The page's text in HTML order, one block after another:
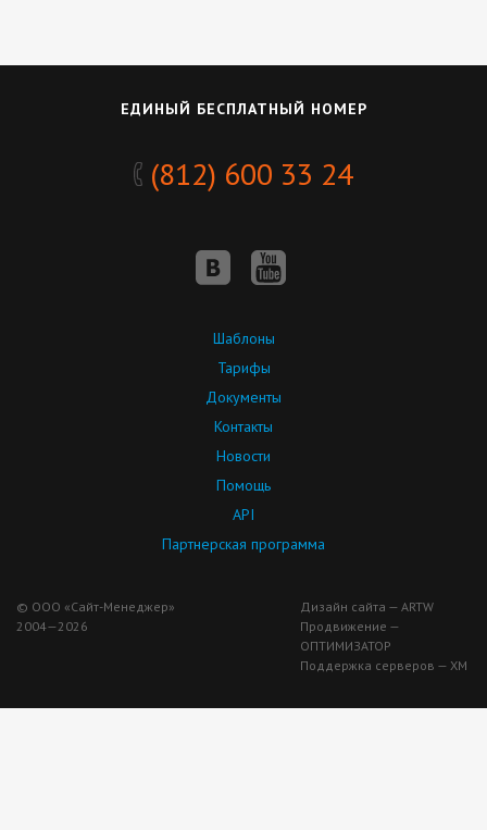
ЕДИНЫЙ БЕСПЛАТНЫЙ НОМЕР
(812) 600 33 24
Шаблоны
Тарифы
Документы
Контакты
Новости
Помощь
API
Партнерская программа
© ООО «Сайт-Менеджер»
2004—2026
Дизайн сайта — ARTW
Продвижение —
ОПТИМИЗАТОР
Поддержка серверов — ХМ